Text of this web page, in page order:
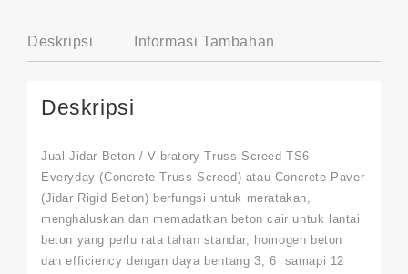
Deskripsi Informasi Tambahan
Deskripsi
Jual Jidar Beton / Vibratory Truss Screed TS6
Everyday (Concrete Truss Screed) atau Concrete Paver
(Jidar Rigid Beton) berfungsi untuk meratakan,
menghaluskan dan memadatkan beton cair untuk lantai
beton yang perlu rata tahan standar, homogen beton
dan efficiency dengan daya bentang 3, 6 samapi 12